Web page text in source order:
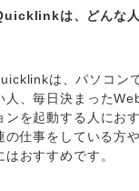
は、どんな
は、パソコン
人、毎日決まった
ンを起動する人にお
の仕事をしている方
はおすすめです。